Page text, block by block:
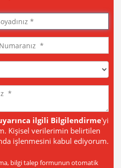
ilgili Bilgilendirme'yi
Kişisel verilerimin belirtilen
işlenmesini kabul ediyorum.
bilgi talep formunun otomatik